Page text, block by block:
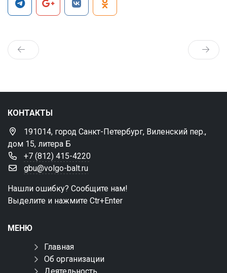
КОНТАКТЫ
191014, город Санкт-Петербург, Виленский пер.,
дом 15, литера Б
+7 (812) 415-4220
gbu@volgo-balt.ru
Нашли ошибку? Сообщите нам!
Выделите и нажмите Ctr+Enter
МЕНЮ
Главная
Об организации